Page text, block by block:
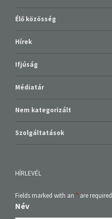
Élő közösség
Hírek
Ifjúság
Médiatár
Nem kategorizált
Szolgáltatások
HÍRLEVÉL
Fields marked with an * are required
Név